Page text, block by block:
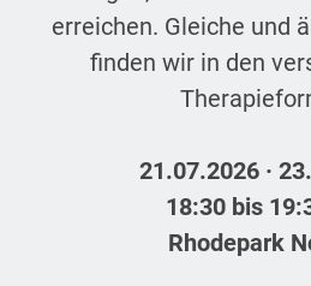
erreichen. Gleiche und
finden wir in den
21.07.2026 ·
18:30 bis
Rhodepark